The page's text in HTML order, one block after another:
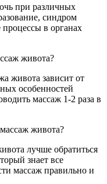
при различных
синдром
в органах
живота?
живота зависит от
особенностей
массаж 1-2 раза в
живота?
лучше обратиться
знает все
массаж правильно и